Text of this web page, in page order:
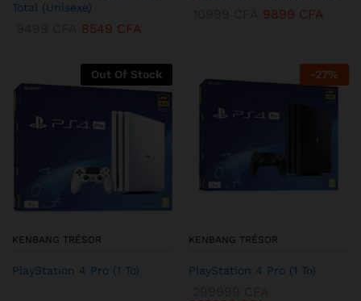
Total (Unisexe)
8549 CFA
9899 CFA
Out Of Stock
KENBANG TRÉSOR
PlayStation 4 Pro (1 To)
-27%
KENBANG TRÉSOR
PlayStation 4 Pro (1 To)